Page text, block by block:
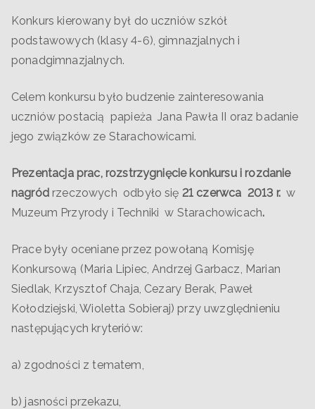
Konkurs kierowany był do uczniów szkół
podstawowych (klasy 4-6), gimnazjalnych i
ponadgimnazjalnych.
Celem konkursu było budzenie zainteresowania
uczniów postacią papieża Jana Pawła II oraz badanie
jego związków ze Starachowicami.
Prezentacja prac, rozstrzygnięcie konkursu i rozdanie
nagródrzeczowych odbyło się 21 czerwca 2013 r. w
Muzeum Przyrody i Techniki w Starachowicach.
Prace były oceniane przez powołaną Komisję
Konkursową (Maria Lipiec, Andrzej Garbacz, Marian
Siedlak, Krzysztof Chaja, Cezary Berak, Paweł
Kołodziejski, Wioletta Sobieraj) przy uwzględnieniu
następujących kryteriów:
a) zgodności z tematem,
b) jasności przekazu,